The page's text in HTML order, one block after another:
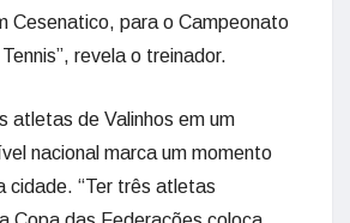
Cesenatico, para o Campeonato
revela o treinador.
atletas de Valinhos em um
nacional marca um momento
cidade. “Ter três atletas